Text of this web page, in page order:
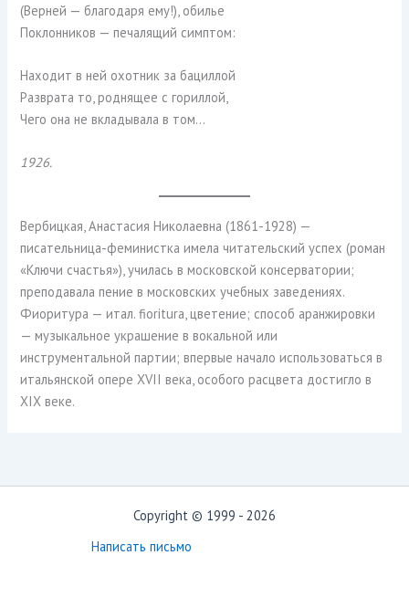
(Верней — благодаря ему!), обилье
Поклонников — печалящий симптом:
Находит в ней охотник за бациллой
Разврата то, роднящее с гориллой,
Чего она не вкладывала в том…
1926.
Вербицкая, Анастасия Николаевна (1861-1928) —
писательница-феминистка имела читательский успех (роман
«Ключи счастья»), училась в московской консерватории;
преподавала пение в московских учебных заведениях.
Фиоритура — итал. fioritura, цветение; способ аранжировки
— музыкальное украшение в вокальной или
инструментальной партии; впервые начало использоваться в
итальянской опере XVII века, особого расцвета достигло в
XIX веке.
Copyright © 1999 - 2026
Написать письмо